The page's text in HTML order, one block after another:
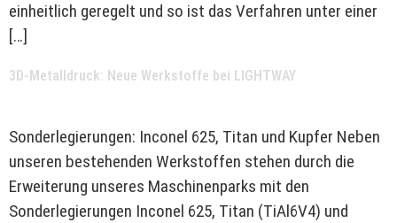
einheitlich geregelt und so ist das Verfahren unter einer
[…]
3D-Metalldruck: Neue Werkstoffe bei LIGHTWAY
Sonderlegierungen: Inconel 625, Titan und Kupfer Neben
unseren bestehenden Werkstoffen stehen durch die
Erweiterung unseres Maschinenparks mit den
Sonderlegierungen Inconel 625, Titan (TiAl6V4) und